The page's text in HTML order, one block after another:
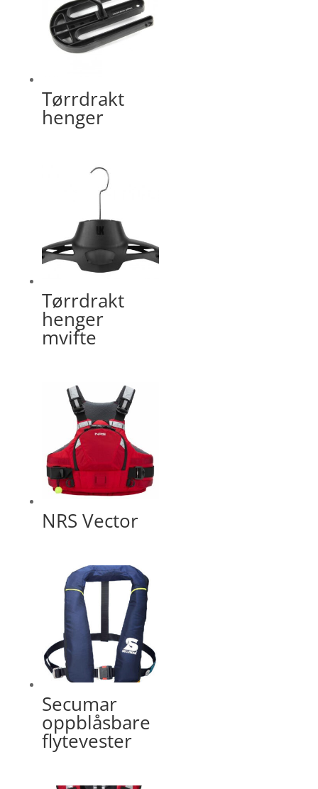
Tørrdrakt
henger
Tørrdrakt
henger
mvifte
NRS Vector
Secumar
oppblåsbare
flytevester